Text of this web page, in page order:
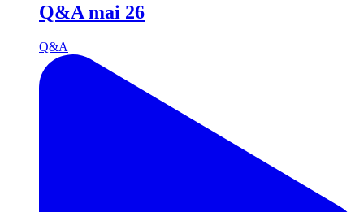
Q&A mai 26
Q&A